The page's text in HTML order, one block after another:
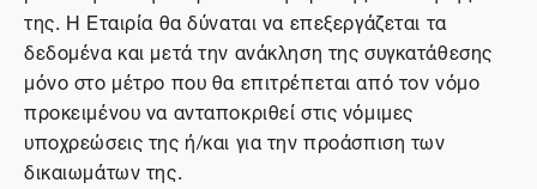
της. Η Εταιρία θα δύναται να επεξεργάζεται τα
δεδομένα και μετά την ανάκληση της συγκατάθεσης
μόνο στο μέτρο που θα επιτρέπεται από τον νόμο
προκειμένου να ανταποκριθεί στις νόμιμες
υποχρεώσεις της ή/και για την προάσπιση των
δικαιωμάτων της.